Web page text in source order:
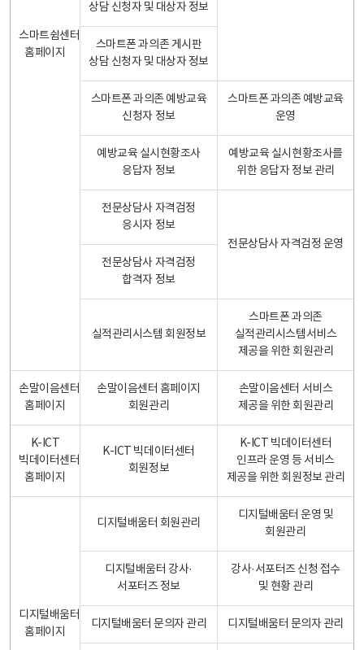
스마트쉼센터
홈페이지
상담 신청자 및 대상자 정보
스마트폰 과의존 게시판
상담 신청자 및 대상자 정보
스마트폰 과의존 예방교육
신청자 정보
스마트폰 과의존 예방교육
운영
예방교육 실시현황조사
응답자 정보
예방교육 실시현황조사를
위한 응답자 정보 관리
전문상담사 자격검정
응시자 정보
전문상담사 자격검정 운영
전문상담사 자격검정
합격자 정보
실적관리시스템 회원정보
스마트폰 과의존
실적관리시스템서비스
제공을 위한 회원관리
손말이음센터
홈페이지
손말이음센터 홈페이지
회원관리
손말이음센터 서비스
제공을 위한 회원관리
K-ICT
빅데이터센터
홈페이지
K-ICT 빅데이터센터
회원정보
K-ICT 빅데이터센터
인프라 운영 등 서비스
제공을 위한 회원정보 관리
디지털배움터
홈페이지
디지털배움터 회원관리
디지털배움터 운영 및
회원관리
디지털배움터 강사·
서포터즈 정보
강사·서포터즈 신청 접수
및 현황 관리
디지털배움터 문의자 관리 디지털배움터 문의자 관리